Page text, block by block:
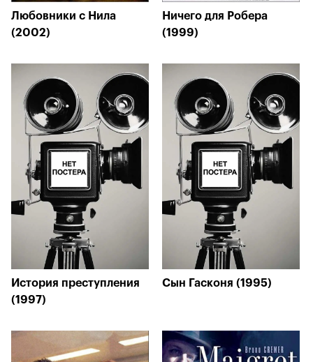
Любовники с Нила
(2002)
Ничего для Робера
(1999)
История преступления
(1997)
Сын Гасконя (1995)